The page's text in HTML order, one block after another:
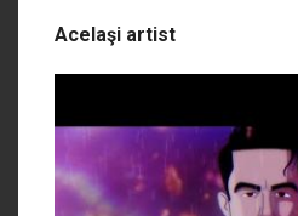
Acelaşi artist